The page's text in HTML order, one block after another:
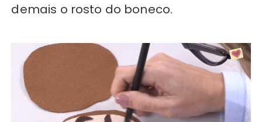
demais o rosto do boneco.